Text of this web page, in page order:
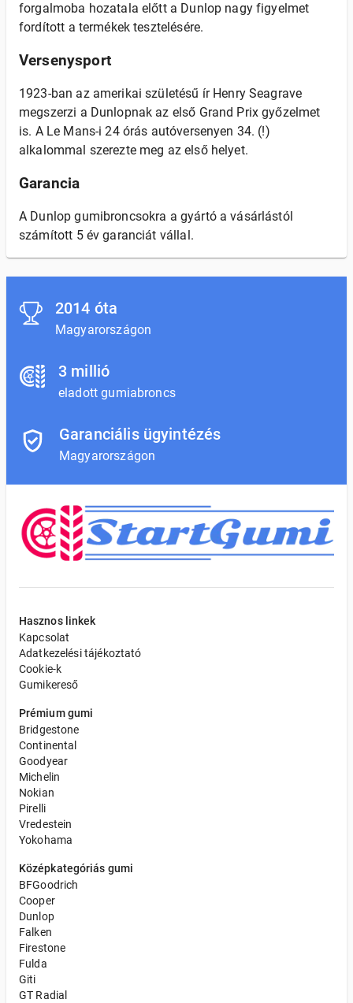
forgalmoba hozatala előtt a Dunlop nagy figyelmet
fordított a termékek tesztelésére.
Versenysport
1923-ban az amerikai születésű ír Henry Seagrave
megszerzi a Dunlopnak az első Grand Prix győzelmet
is. A Le Mans-i 24 órás autóversenyen 34. (!)
alkalommal szerezte meg az első helyet.
Garancia
A Dunlop gumibroncsokra a gyártó a vásárlástól
számított 5 év garanciát vállal.
2014 óta
Magyarországon
3 millió
eladott gumiabroncs
Garanciális ügyintézés
Magyarországon
Hasznos linkek
Kapcsolat
Adatkezelési tájékoztató
Cookie-k
Gumikereső
Prémium gumi
Bridgestone
Continental
Goodyear
Michelin
Nokian
Pirelli
Vredestein
Yokohama
Középkategóriás gumi
BFGoodrich
Cooper
Dunlop
Falken
Firestone
Fulda
Giti
GT Radial